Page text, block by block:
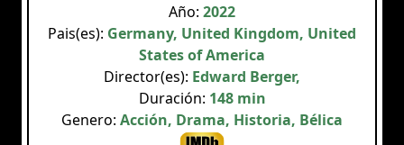
Año: 2022
Pais(es): Germany, United Kingdom, United
States of America
Director(es): Edward Berger,
Duración: 148 min
Genero: Acción, Drama, Historia, Bélica